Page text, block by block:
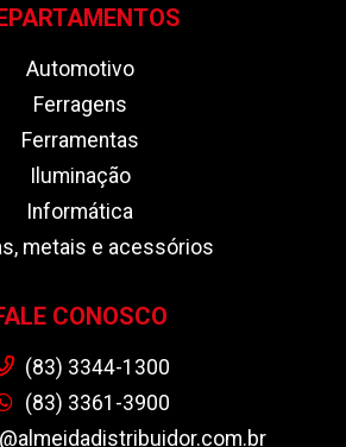
Automotivo
Ferragens
Ferramentas
Iluminação
Informática
metais e acessórios
CONOSCO
(83) 3344-1300
(83) 3361-3900